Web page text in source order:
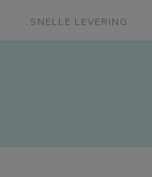
SNELLE LEVERING